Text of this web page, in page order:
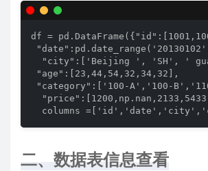
df =
"city":['Beijing ', 'SH', '
"age":[23,44,54,32,34,32],
"category":['100-A','100-
二、数据表信息查看